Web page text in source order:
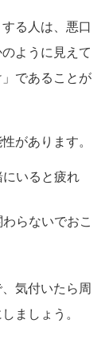
る人は、悪口
ように見えて
であることが
があります。
にいると疲れ
らないでおこ
気付いたら周
ましょう。